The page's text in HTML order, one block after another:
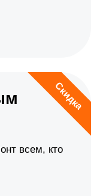
Скидка
всем, кто